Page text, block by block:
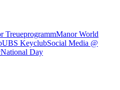
TreueprogrammManor World
UBS KeyclubSocial Media @
National Day